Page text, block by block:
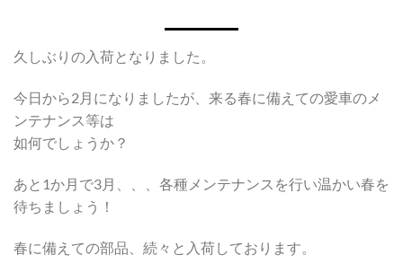
久しぶりの入荷となりました。
今日から2月になりましたが、来る春に備えての愛車のメ
ンテナンス等は
如何でしょうか？
あと1か月で3月、、、各種メンテナンスを行い温かい春を
待ちましょう！
春に備えての部品、続々と入荷しております。